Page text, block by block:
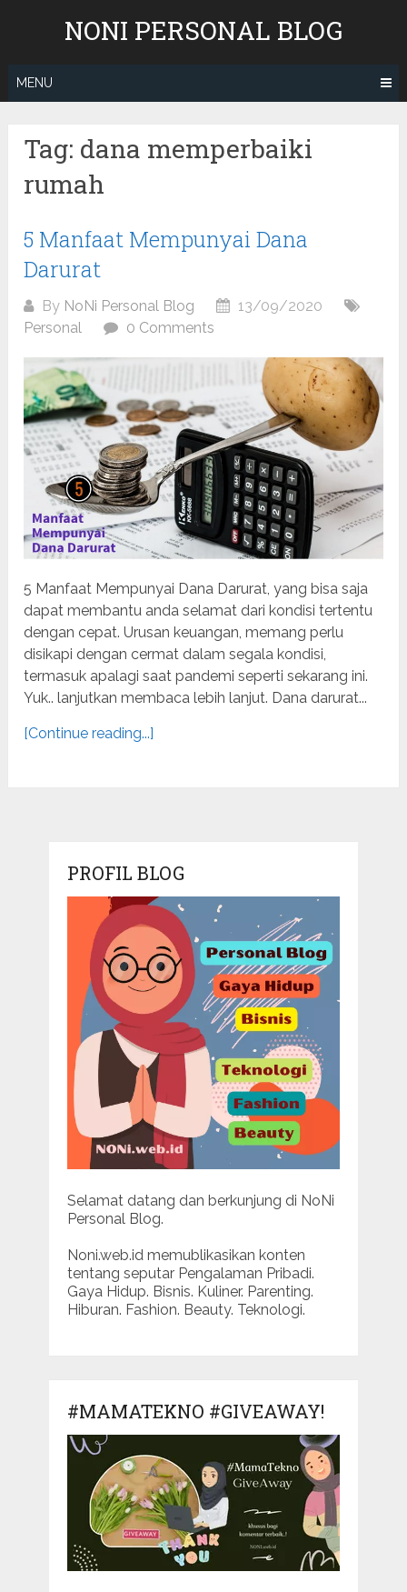
NONI PERSONAL BLOG
MENU
Tag: dana memperbaiki
rumah
5 Manfaat Mempunyai Dana
Darurat
By NoNi Personal Blog
13/09/2020
Personal
0 Comments
5 Manfaat Mempunyai Dana Darurat, yang bisa saja
dapat membantu anda selamat dari kondisi tertentu
dengan cepat. Urusan keuangan, memang perlu
disikapi dengan cermat dalam segala kondisi,
termasuk apalagi saat pandemi seperti sekarang ini.
Yuk.. lanjutkan membaca lebih lanjut. Dana darurat...
[Continue reading...]
PROFIL BLOG
Selamat datang dan berkunjung di NoNi
Personal Blog.
Noni.web.id memublikasikan konten
tentang seputar Pengalaman Pribadi.
Gaya Hidup. Bisnis. Kuliner. Parenting.
Hiburan. Fashion. Beauty. Teknologi.
#MAMATEKNO #GIVEAWAY!